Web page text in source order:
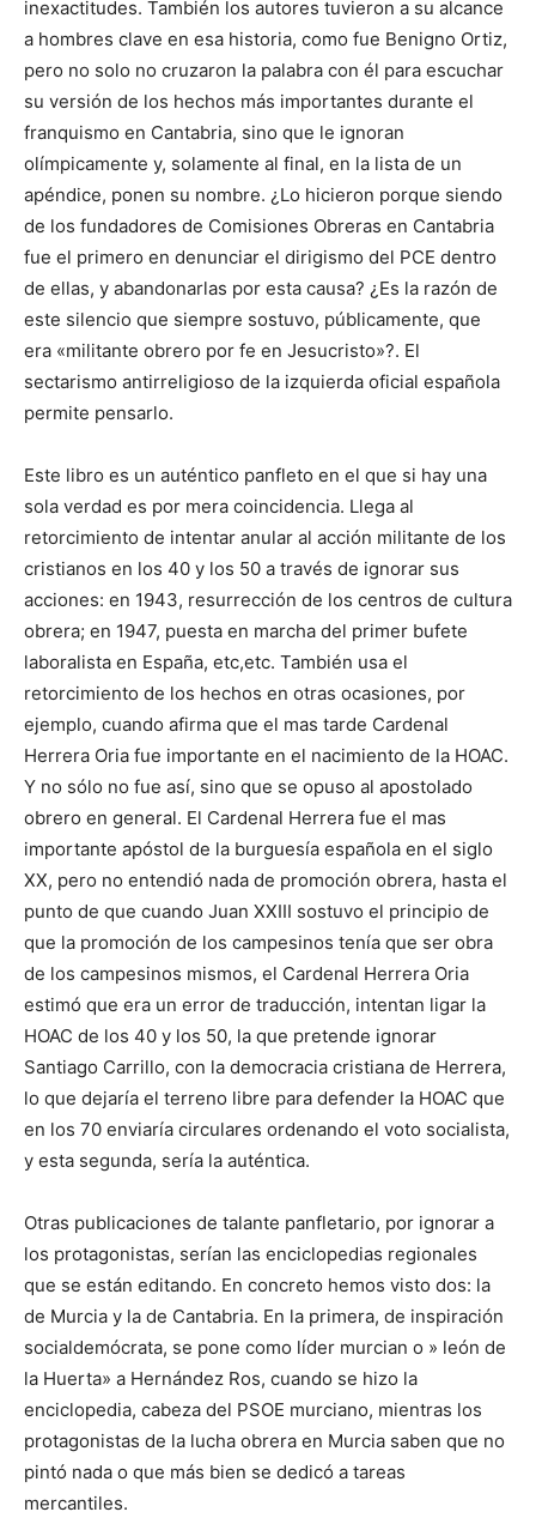
inexactitudes. También los autores tuvieron a su alcance
a hombres clave en esa historia, como fue Benigno Ortiz,
pero no solo no cruzaron la palabra con él para escuchar
su versión de los hechos más importantes durante el
franquismo en Cantabria, sino que le ignoran
olímpicamente y, solamente al final, en la lista de un
apéndice, ponen su nombre. ¿Lo hicieron porque siendo
de los fundadores de Comisiones Obreras en Cantabria
fue el primero en denunciar el dirigismo del PCE dentro
de ellas, y abandonarlas por esta causa? ¿Es la razón de
este silencio que siempre sostuvo, públicamente, que
era «militante obrero por fe en Jesucristo»?. El
sectarismo antirreligioso de la izquierda oficial española
permite pensarlo.
Este libro es un auténtico panfleto en el que si hay una
sola verdad es por mera coincidencia. Llega al
retorcimiento de intentar anular al acción militante de los
cristianos en los 40 y los 50 a través de ignorar sus
acciones: en 1943, resurrección de los centros de cultura
obrera; en 1947, puesta en marcha del primer bufete
laboralista en España, etc,etc. También usa el
retorcimiento de los hechos en otras ocasiones, por
ejemplo, cuando afirma que el mas tarde Cardenal
Herrera Oria fue importante en el nacimiento de la HOAC.
Y no sólo no fue así, sino que se opuso al apostolado
obrero en general. El Cardenal Herrera fue el mas
importante apóstol de la burguesía española en el siglo
XX, pero no entendió nada de promoción obrera, hasta el
punto de que cuando Juan XXIII sostuvo el principio de
que la promoción de los campesinos tenía que ser obra
de los campesinos mismos, el Cardenal Herrera Oria
estimó que era un error de traducción, intentan ligar la
HOAC de los 40 y los 50, la que pretende ignorar
Santiago Carrillo, con la democracia cristiana de Herrera,
lo que dejaría el terreno libre para defender la HOAC que
en los 70 enviaría circulares ordenando el voto socialista,
y esta segunda, sería la auténtica.
Otras publicaciones de talante panfletario, por ignorar a
los protagonistas, serían las enciclopedias regionales
que se están editando. En concreto hemos visto dos: la
de Murcia y la de Cantabria. En la primera, de inspiración
socialdemócrata, se pone como líder murcian o » león de
la Huerta» a Hernández Ros, cuando se hizo la
enciclopedia, cabeza del PSOE murciano, mientras los
protagonistas de la lucha obrera en Murcia saben que no
pintó nada o que más bien se dedicó a tareas
mercantiles.